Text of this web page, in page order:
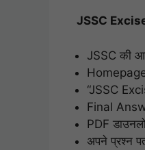
JSSC
JSSC की
“JSSC
Final
PDF
अपने प्रश्न